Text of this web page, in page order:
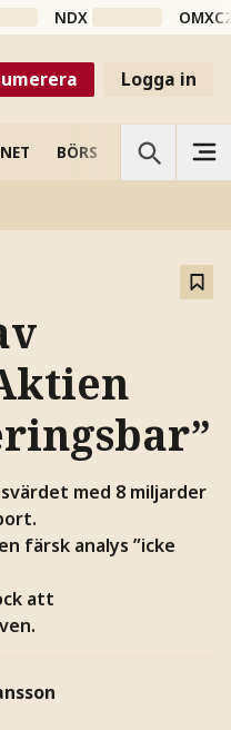
NDX
Logga in
BÖRS VETENSKAP
med 8 miljarder
färsk analys ”icke
att